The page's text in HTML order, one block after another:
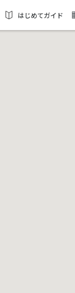
はじめてガイド